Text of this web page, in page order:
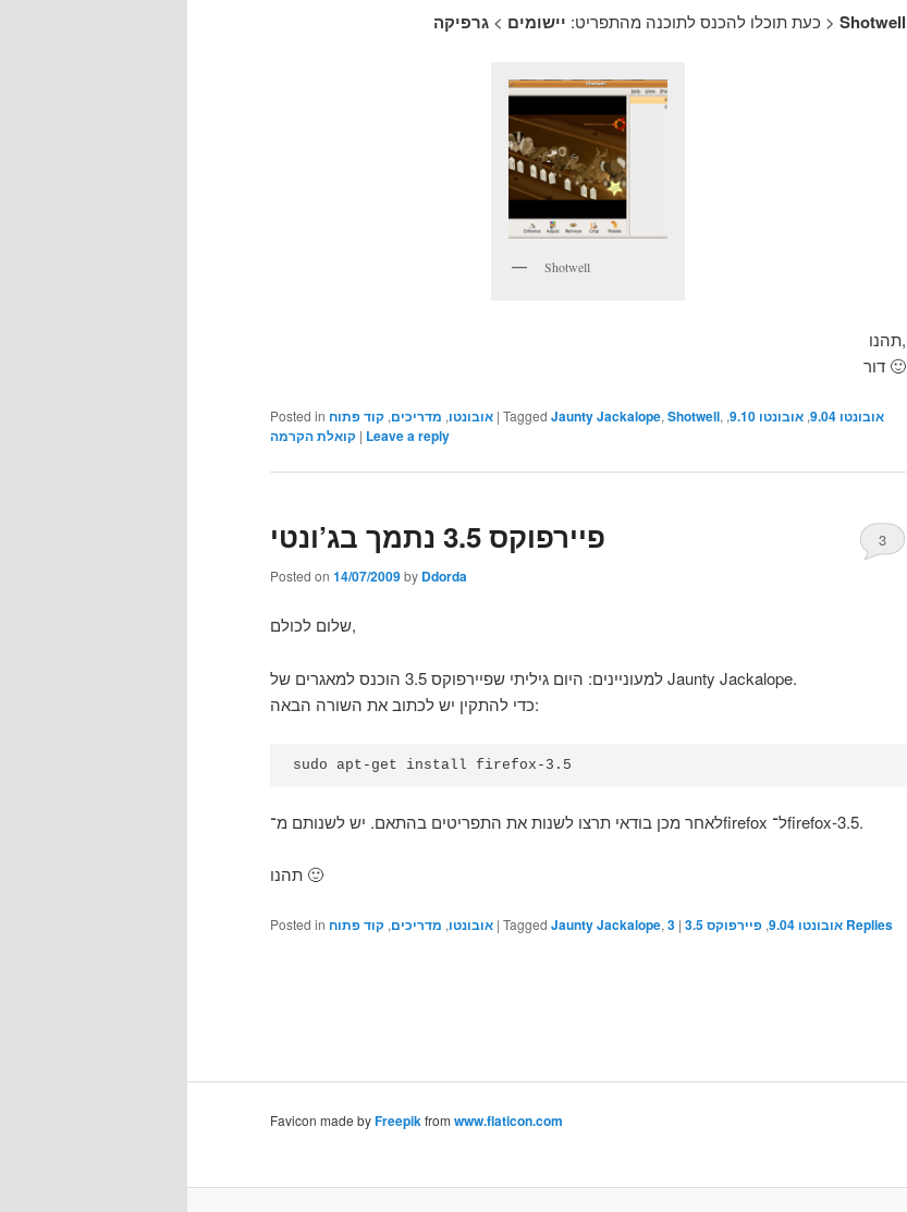
כעת תוכלו להכנס לתוכנה מהתפריט: יישומים > גרפיקה > Shotwell
Shotwell
תהנו,
דור 🙂
Posted in אובונטו, מדריכים, קוד פתוח | Tagged Jaunty Jackalope, Shotwell, אובונטו 9.04 , אובונטו 9.10 ,
קואלת הקרמה | Leave a reply
פיירפוקס 3.5 נתמך בג’ונטי
Posted on 14/07/2009by Ddorda
3
שלום לכולם,
למעוניינים: היום גיליתי שפיירפוקס 3.5 הוכנס למאגרים של Jaunty Jackalope.
כדי להתקין יש לכתוב את השורה הבאה:
sudo apt-get install firefox-3.5
לאחר מכן בודאי תרצו לשנות את התפריטים בהתאם. יש לשנותם מ־firefox ל־firefox-3.5.
תהנו 🙂
Posted in אובונטו, מדריכים, קוד פתוח | Tagged Jaunty Jackalope, אובונטו 9.04 , פיירפוקס 3.5 |
3 Replies
Favicon made byFreepikfrom www.flaticon.com